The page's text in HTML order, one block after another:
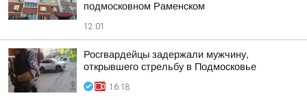
подмосковном Раменском
12:01
Росгвардейцы задержали мужчину,
открывшего стрельбу в Подмосковье
16:18